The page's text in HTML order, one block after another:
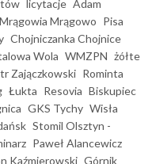
licytacje Adam
Mrągowia Mrągowo Pisa
Chojniczanka Chojnice
Wola WMZPN żółte
Zajączkowski Rominta
Łukta Resovia Biskupiec
GKS Tychy Wisła
Stomil Olsztyn -
Paweł Alancewicz
Kaźmierowski Górnik